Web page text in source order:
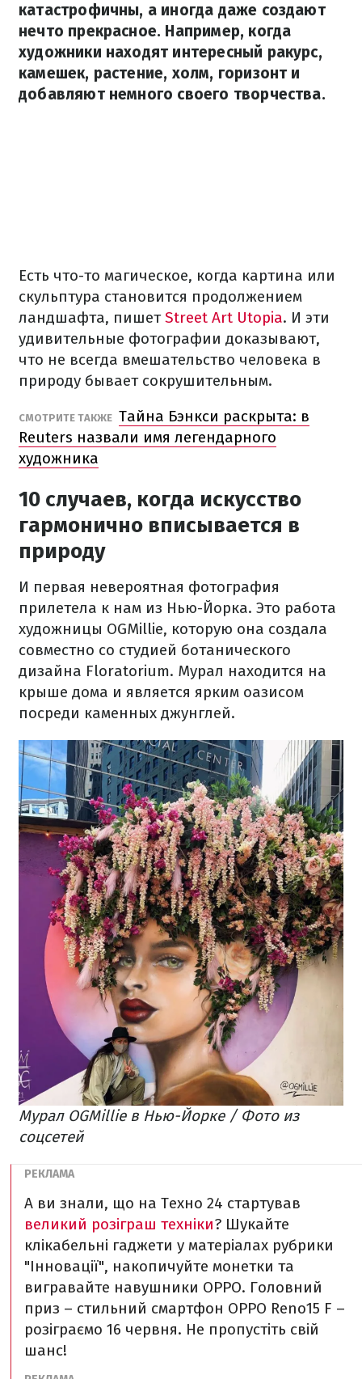
катастрофичны, а иногда даже создают
нечто прекрасное. Например, когда
художники находят интересный ракурс,
камешек, растение, холм, горизонт и
добавляют немного своего творчества.
Есть что-то магическое, когда картина или
скульптура становится продолжением
ландшафта, пишетStreet Art Utopia. И эти
удивительные фотографии доказывают,
что не всегда вмешательство человека в
природу бывает сокрушительным.
СМОТРИТЕ ТАКЖЕ Тайна Бэнкси раскрыта: в
Reuters назвали имя легендарного
художника
10 случаев, когда искусство
гармонично вписывается в
природу
И первая невероятная фотография
прилетела к нам из Нью-Йорка. Это работа
художницы OGMillie, которую она создала
совместно со студией ботанического
дизайна Floratorium. Мурал находится на
крыше дома и является ярким оазисом
посреди каменных джунглей.
Мурал OGMillie в Нью-Йорке / Фото из
соцсетей
А ви знали, що на Техно 24 стартував
великий розіграш техніки? Шукайте
клікабельні гаджети у матеріалах рубрики
"Інновації", накопичуйте монетки та
вигравайте навушники OPPO. Головний
приз – стильний смартфон ОРРО Reno15 F –
розіграємо 16 червня. Не пропустіть свій
шанс!